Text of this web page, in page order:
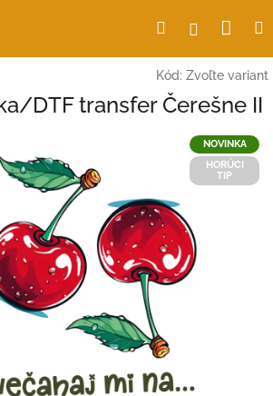
Hľadať
Kód: Zvoľte variant
DTF transfer Čerešne II
NOVINKA
HORÚCI
TIP